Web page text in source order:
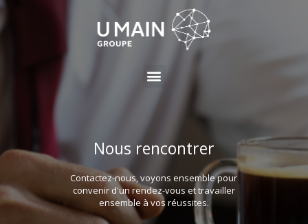
Nous rencontrer
Contactez-nous, voyons ensemble pour
convenir d'un rendez-vous et travailler
ensemble à vos réussites.